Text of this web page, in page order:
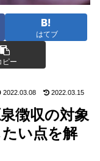
はてブ
ピー
2022.03.08 2022.03.15
徴収の対象
い点を解